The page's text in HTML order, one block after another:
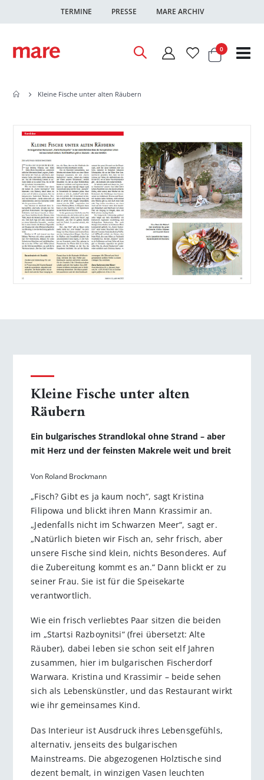
TERMINE PRESSE MARE ARCHIV
Warenkorb
0Artikel
Kleine Fische unter alten Räubern
Zum
Ende
der
Bildgalerie
springen
Zum
Anfang
der
Bildgalerie
springen
Kleine Fische unter alten
Räubern
Ein bulgarisches Strandlokal ohne Strand – aber
mit Herz und der feinsten Makrele weit und breit
Von Roland Brockmann
„Fisch? Gibt es ja kaum noch“, sagt Kristina
Filipowa und blickt ihren Mann Krassimir an.
„Jedenfalls nicht im Schwarzen Meer“, sagt er.
„Natürlich bieten wir Fisch an, sehr frisch, aber
unsere Fische sind klein, nichts Besonderes. Auf
die Zubereitung kommt es an.“ Dann blickt er zu
seiner Frau. Sie ist für die ­Speisekarte
verantwortlich.
Wie ein frisch verliebtes Paar sitzen die beiden
im „Startsi Razboynitsi“ (frei übersetzt: Alte
Räuber), dabei leben sie schon seit elf Jahren
zusammen, hier im bulgarischen Fischerdorf
Warwara. Kris­tina und Krassimir – beide sehen
sich als Lebenskünstler, und das Restaurant wirkt
wie ihr gemeinsames Kind.
Das Interieur ist Ausdruck ihres Lebensgefühls,
alternativ, jenseits des bul­garischen
Mainstreams. Die abgezogenen Holztische sind
dezent bemalt, in winzigen Vasen leuchten